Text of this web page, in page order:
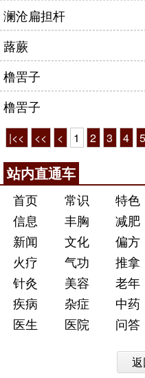
澜沧扁担杆
蕗蕨
橹罟子
橹罟子
|<< << < 1 2 3 4 5
站内直通车
首页 常识 特色
信息
丰胸 减肥
新闻
文化 偏方
火疗
气功 推拿
针灸
美容 老年
疾病
杂症 中药
医生
医院 问答